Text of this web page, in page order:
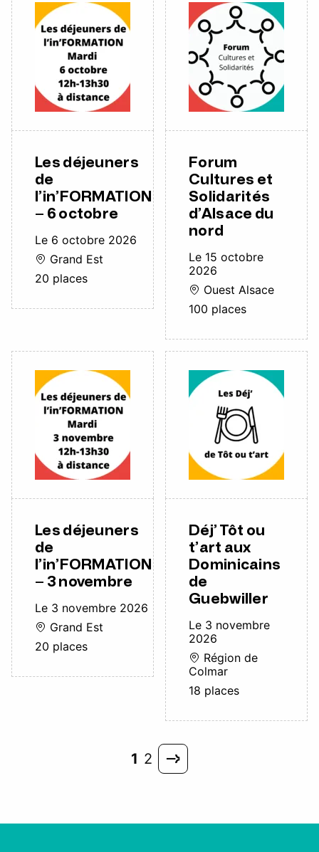
Les déjeuners
de
l’in’FORMATION
– 6 octobre
Le 6 octobre 2026
Grand Est
20 places
Forum
Cultures et
Solidarités
d’Alsace du
nord
Le 15 octobre
2026
Ouest Alsace
100 places
Les déjeuners
de
l’in’FORMATION
– 3 novembre
Le 3 novembre 2026
Grand Est
20 places
Déj’ Tôt ou
t’art aux
Dominicains
de
Guebwiller
Le 3 novembre
2026
Région de
Colmar
18 places
1 2